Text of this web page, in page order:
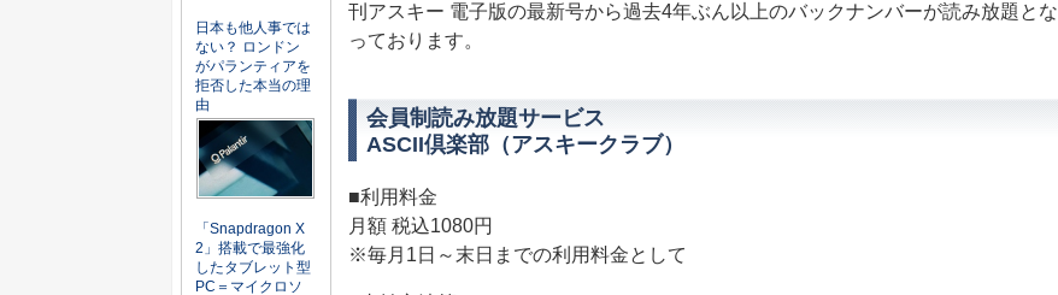
刊アスキー 電子版の最新号から過去4年ぶん以上のバックナンバーが読み放題とな
っております。
会員制読み放題サービス
ASCII倶楽部（アスキークラブ）
■利用料金
月額 税込1080円
※毎月1日～末日までの利用料金として
日本も他人事では
ない？ ロンドン
がパランティアを
拒否した本当の理
由
「Snapdragon X
2」搭載で最強化
したタブレット型
PC＝マイクロソ